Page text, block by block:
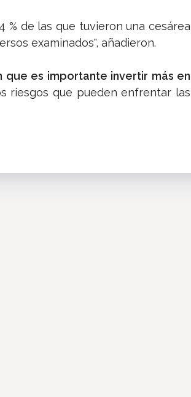
% de las que tuvieron una cesárea
examinados", añadieron.
es importante invertir más en
riesgos que pueden enfrentar las